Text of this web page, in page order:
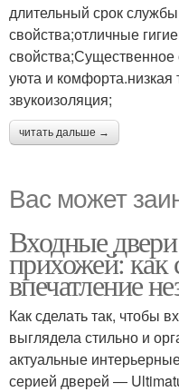
длительный срок
свойства;отличные
уюта и
звукоизоляция;
читать дальше →
Вас может
Входные
прихожей: как
впечатление
Как сделать так, чтобы
выглядела стильно и
актуальные
серией дверей ―